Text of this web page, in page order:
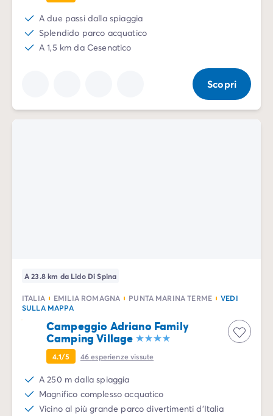
A due passi dalla spiaggia
Splendido parco acquatico
A 1,5 km da Cesenatico
Scopri
A 23.8 km da Lido Di Spina
ITALIA EMILIA ROMAGNA PUNTA MARINA TERME
VEDI
SULLA MAPPA
Campeggio Adriano Family
Camping Village
4.1/5 46esperienze vissute
A 250 m dalla spiaggia
Magnifico complesso acquatico
Vicino al più grande parco divertimenti d'Italia